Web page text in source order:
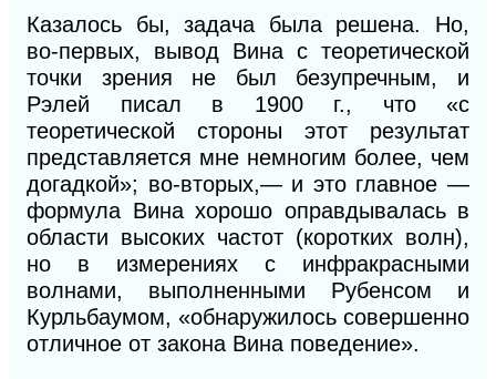
Казалось бы, задача была решена. Но,
во-первых, вывод Вина с теоретической
точки зрения не был безупречным, и
Рэлей писал в 1900 г., что «с
теоретической стороны этот результат
представляется мне немногим более, чем
догадкой»; во-вторых,— и это главное —
формула Вина хорошо оправдывалась в
области высоких частот (коротких волн),
но в измерениях с инфракрасными
волнами, выполненными Рубенсом и
Курльбаумом, «обнаружилось совершенно
отличное от закона Вина поведение».